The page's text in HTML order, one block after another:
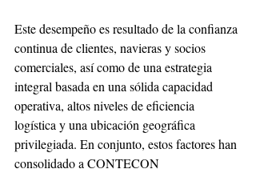
Este desempeño es resultado de la confianza
continua de clientes, navieras y socios
comerciales, así como de una estrategia
integral basada en una sólida capacidad
operativa, altos niveles de eficiencia
logística y una ubicación geográfica
privilegiada. En conjunto, estos factores han
consolidado a CONTECON